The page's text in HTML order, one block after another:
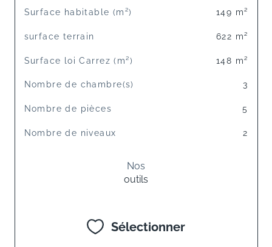
Surface habitable (m²) 149 m²
surface terrain 622 m²
Surface loi Carrez (m²) 148 m²
Nombre de chambre(s) 3
Nombre de pièces 5
Nombre de niveaux 2
Nos
outils
Sélectionner